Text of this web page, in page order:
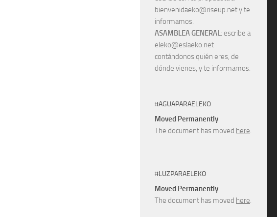
bienvenidaeko@riseup.net y te
informamos.
ASAMBLEA GENERAL: escribe a
eleko@eslaeko.net
contándonos quién eres, de
dónde vienes, y te informamos.
#AGUAPARAELEKO
Moved Permanently
The document has moved here.
#LUZPARAELEKO
Moved Permanently
The document has moved here.